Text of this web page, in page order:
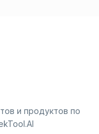
и продуктов по